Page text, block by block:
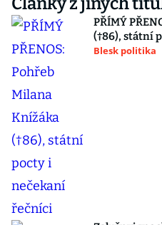
PŘÍMÝ
(†86), státní
Blesk politika